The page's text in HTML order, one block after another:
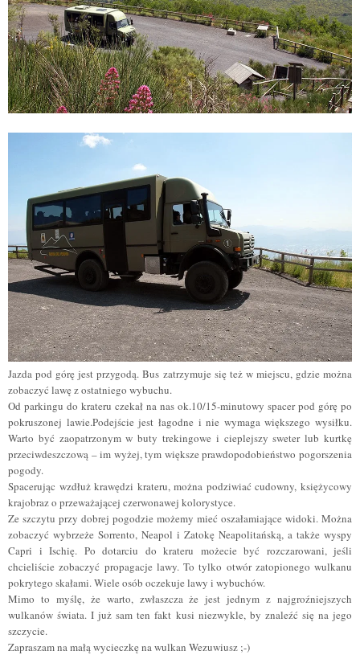
Jazda pod górę jest przygodą. Bus zatrzymuje się też w miejscu, gdzie można
zobaczyć lawę z ostatniego wybuchu.
Od parkingu do krateru czekał na nas ok.10/15-minutowy spacer pod górę po
pokruszonej lawie.Podejście jest łagodne i nie wymaga większego wysiłku.
Warto być zaopatrzonym w buty trekingowe i cieplejszy sweter lub kurtkę
przeciwdeszczową – im wyżej, tym większe prawdopodobieństwo pogorszenia
pogody.
Spacerując wzdłuż krawędzi krateru, można podziwiać cudowny, księżycowy
krajobraz o przeważającej czerwonawej kolorystyce.
Ze szczytu przy dobrej pogodzie możemy mieć oszałamiające widoki. Można
zobaczyć wybrzeże Sorrento, Neapol i Zatokę Neapolitańską, a także wyspy
Capri i Ischię. Po dotarciu do krateru możecie być rozczarowani, jeśli
chcieliście zobaczyć propagacje lawy. To tylko otwór zatopionego wulkanu
pokrytego skałami. Wiele osób oczekuje lawy i wybuchów.
Mimo to myślę, że warto, zwłaszcza że jest jednym z najgroźniejszych
wulkanów świata. I już sam ten fakt kusi niezwykle, by znaleźć się na jego
szczycie.
Zapraszam na małą wycieczkę na wulkan Wezuwiusz ;-)